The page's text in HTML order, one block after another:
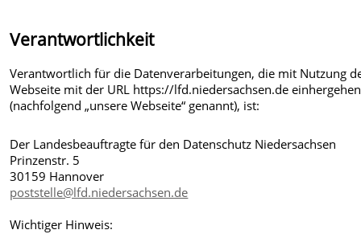
Verantwortlichkeit
Verantwortlich für die Datenverarbeitungen, die mit Nutzung
Webseite mit der URL https://lfd.niedersachsen.de einhergehen
(nachfolgend „unsere Webseite“ genannt), ist:
Der Landesbeauftragte für den Datenschutz Niedersachsen
Prinzenstr. 5
30159 Hannover
poststelle@lfd.niedersachsen.de
Wichtiger Hinweis: